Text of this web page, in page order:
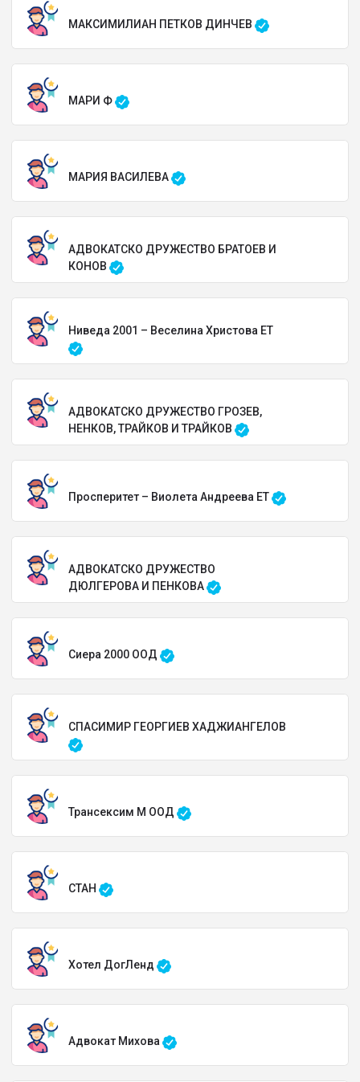
МАКСИМИЛИАН ПЕТКОВ ДИНЧЕВ
МАРИ Ф
МАРИЯ ВАСИЛЕВА
АДВОКАТСКО ДРУЖЕСТВО БРАТОЕВ И
КОНОВ
Ниведа 2001 – Веселина Христова ЕТ
АДВОКАТСКО ДРУЖЕСТВО ГРОЗЕВ,
НЕНКОВ, ТРАЙКОВ И ТРАЙКОВ
Просперитет – Виолета Андреева ЕТ
АДВОКАТСКО ДРУЖЕСТВО
ДЮЛГЕРОВА И ПЕНКОВА
Сиера 2000 ООД
СПАСИМИР ГЕОРГИЕВ ХАДЖИАНГЕЛОВ
Трансексим М ООД
СТАН
Хотел ДогЛенд
Адвокат Михова